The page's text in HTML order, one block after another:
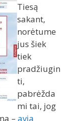
Tiesą
sakant,
norėtume
jus šiek
tiek
pradžiugin
ti,
pabrėžda
mi tai, jog
– avia